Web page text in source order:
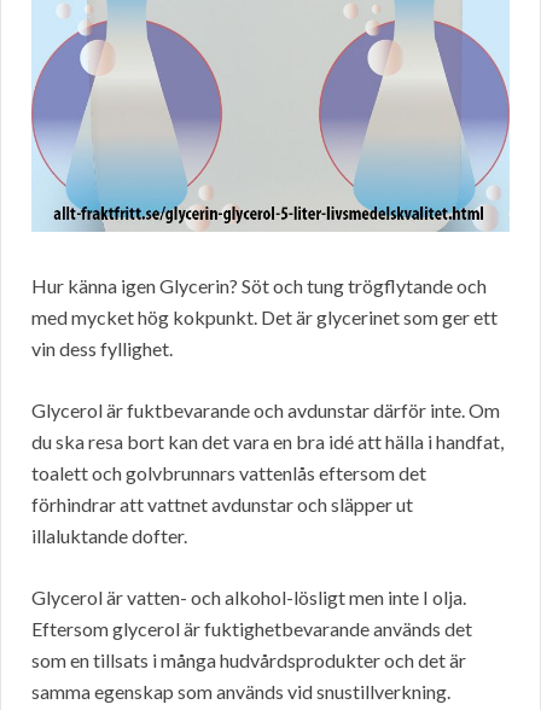
Hur känna igen Glycerin? Söt och tung trögflytande och
med mycket hög kokpunkt. Det är glycerinet som ger ett
vin dess fyllighet.
Glycerol är fuktbevarande och avdunstar därför inte. Om
du ska resa bort kan det vara en bra idé att hälla i handfat,
toalett och golvbrunnars vattenlås eftersom det
förhindrar att vattnet avdunstar och släpper ut
illaluktande dofter.
Glycerol är vatten- och alkohol-lösligt men inte I olja.
Eftersom glycerol är fuktighetbevarande används det
som en tillsats i många hudvårdsprodukter och det är
samma egenskap som används vid snustillverkning.